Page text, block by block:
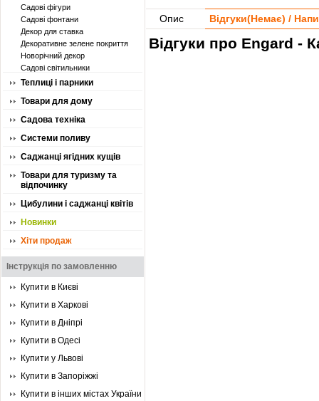
Садові фігури
Садові фонтани
Декор для ставка
Декоративне зелене покриття
Новорічний декор
Садові світильники
Теплиці і парники
Товари для дому
Садова техніка
Системи поливу
Саджанці ягідних кущів
Товари для туризму та
відпочинку
Цибулини і саджанці квітів
Новинки
Хіти продаж
Інструкція по замовленню
Купити в Києві
Купити в Харкові
Купити в Дніпрі
Купити в Одесі
Купити у Львові
Купити в Запоріжжі
Купити в інших містах України
Опис Відгуки(Немає) /
Відгуки про Engard -